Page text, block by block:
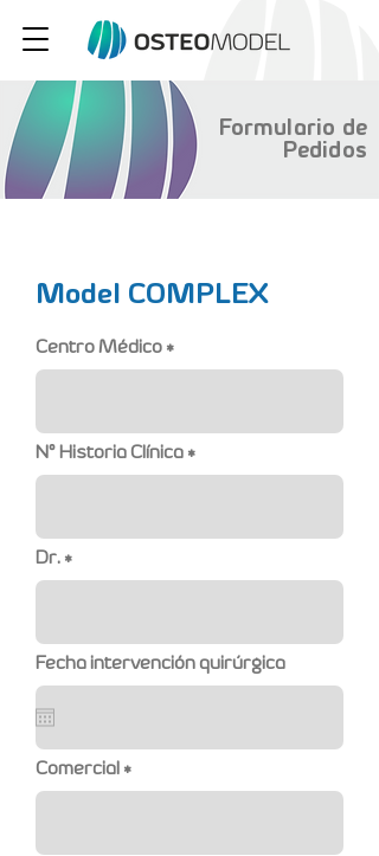
Formulario de
Pedidos
Model COMPLEX
Centro Médico
Nº Historia Clínica
Dr.
Fecha intervención quirúrgica
Comercial